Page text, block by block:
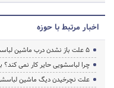
اخبار مرتبط با حوزه
5 علت باز نشدن درب ماشین لباسشویی کنوود به همراه راه حل
چرا لباسشویی حایر کار نمی
علت نچرخیدن دیگ ماشین